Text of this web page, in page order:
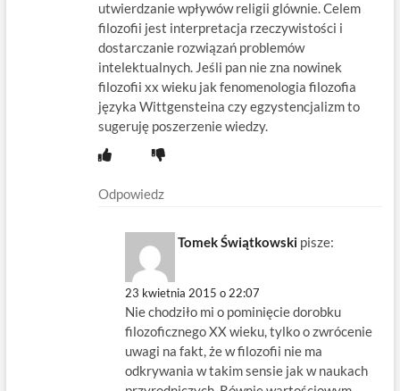
utwierdzanie wpływów religii glównie. Celem
filozofii jest interpretacja rzeczywistości i
dostarczanie rozwiązań problemów
intelektualnych. Jeśli pan nie zna nowinek
filozofii xx wieku jak fenomenologia filozofia
języka Wittgensteina czy egzystencjalizm to
sugeruję poszerzenie wiedzy.
Odpowiedz
Tomek Świątkowski pisze:
23 kwietnia 2015 o 22:07
Nie chodziło mi o pominięcie dorobku
filozoficznego XX wieku, tylko o zwrócenie
uwagi na fakt, że w filozofii nie ma
odkrywania w takim sensie jak w naukach